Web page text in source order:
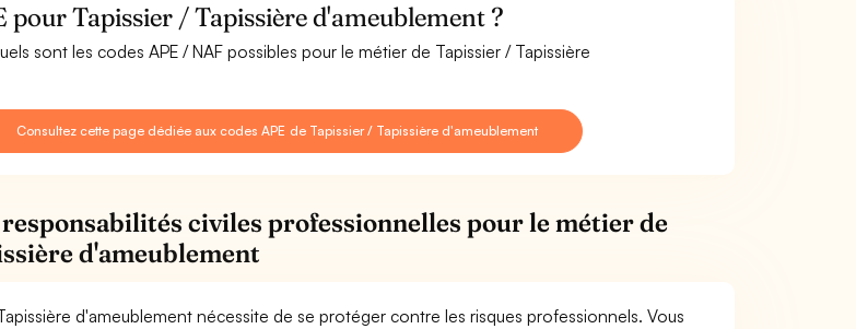
pour Tapissier / Tapissière d'ameublement ?
sont les codes APE / NAF possibles pour le métier de Tapissier / Tapissière
Consultez cette page dédiée aux codes APE de Tapissier / Tapissière d'ameublement
responsabilités civiles professionnelles pour le métier de
d'ameublement
d'ameublement nécessite de se protéger contre les risques professionnels. Vous